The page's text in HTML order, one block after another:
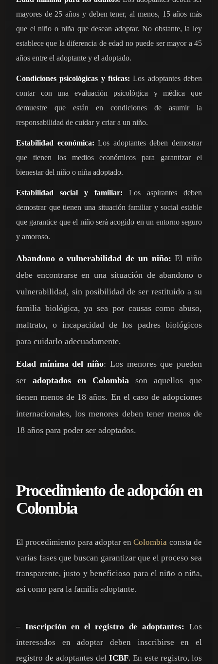
mayores de 25 años y deben tener, al menos, 15 años más
que el niño o niña que desean adoptar. No obstante, la ley
establece que la diferencia de edad no puede ser mayor a 45
años entre el adoptante y el adoptado.
Condiciones psicológicas y físicas: Los adoptantes deben
contar con una evaluación psicológica y médica que
demuestre que están en condiciones de asumir la
responsabilidad de cuidar y criar a un niño.
Estabilidad económica: Los adoptantes deben demostrar
que tienen los medios económicos para garantizar el
bienestar del niño o niña adoptado.
Estabilidad social y familiar: Los aspirantes deben
demostrar que tienen una situación familiar y social estable
que garantice que el niño será acogido en un entorno seguro
y amoroso.
Abandono o vulnerabilidad de un niño: El niño
debe encontrarse en una situación de abandono o
vulnerabilidad, sin posibilidad de ser restituido a su
familia biológica, ya sea por causas como abuso,
maltrato, o incapacidad de los padres biológicos
para cuidarlo adecuadamente.
Edad mínima del niño: Los menores que pueden
ser adoptados en Colombia son aquellos que
tienen menos de 18 años. En el caso de adopciones
internacionales, los menores deben tener menos de
18 años para poder ser adoptados.
Procedimiento de adopción en
Colombia
El procedimiento para adoptar enColombia consta de
varias fases que buscan garantizar que el proceso sea
transparente, justo y beneficioso para el niño o niña,
así como para la familia adoptante.
– Inscripción en el registro de adoptantes:
Los
interesados en adoptar deben inscribirse en el
registro de adoptantes del ICBF. En este registro, los